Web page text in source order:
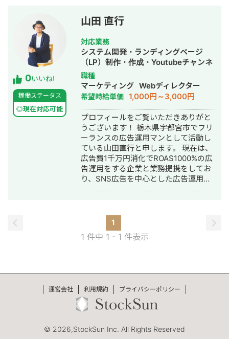
0いいね!
稼働ステータス
◎現在対応可能
山田 直行
対応業務
システム開発・ランディングページ
（LP）制作・作成・Youtubeチャンネ
ル運営代行・立ち上げ・SEO対策・
SNS運用代行・記事作成代行・ライテ
ィング・ホームページ制作・作成・リ
スティング広告運用代行・動画制作・
動画編集・作曲・AI活用
職種
マーケティング Webディレクター
希望時給単価 1,000円～3,000円
プロフィールをご覧いただきありがと
うございます！ 栃木県宇都宮市でフリ
ーランスの広告運用マンとして活動し
ている山田直行と申します。 現在は、
広告費1千万円消化でROAS1000%の広
告運用をする企業と業務提携をしてお
り、SNS広告を中心とした広告運用サ
プで行います。 個人で「広告」「動
画」のスキルを持っている広告運用マ
ンは希少であり、「画像広告」よりも
1
1 件中 1 - 1 件表示
運営会社 利用規約 プライバシーポリシー
© 2026,StockSun Inc. All Rights Reserved